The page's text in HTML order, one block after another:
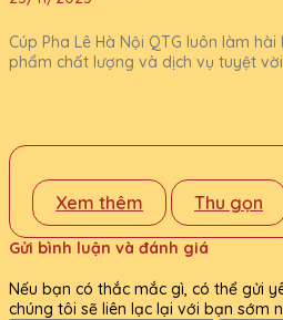
Cúp Pha Lê Hà Nội QTG luôn làm
phẩm chất lượng và dịch vụ tuyệt
Xem thêm Thu gọn
Gửi bình luận và đánh giá
Nếu bạn có thắc mắc gì, có thể gửi
chúng tôi sẽ liên lạc lại với bạn sớm